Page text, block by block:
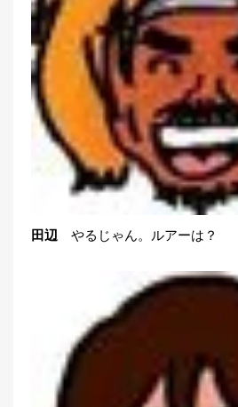
田辺 やるじゃん。ルアーは？